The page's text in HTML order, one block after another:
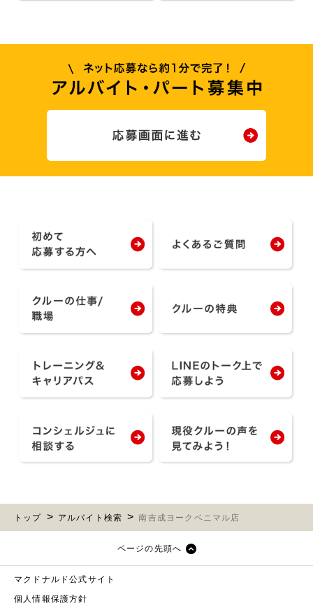
トップ アルバイト検索 南吉成ヨークベニマル店
ページの先頭へ
マクドナルド公式サイト
個人情報保護方針